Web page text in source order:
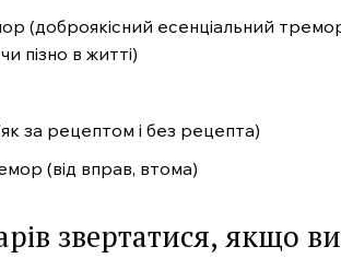
(доброякісний есенціальний
пізно в житті)
за рецептом і без рецепта)
(від вправ, втома)
звертатися, якщо